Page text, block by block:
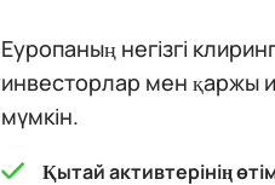
Еуропаның негізгі
инвесторлар мен қаржы
мүмкін.
Қытай активтерінің